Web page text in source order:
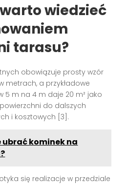
wiedzieć
tarasu?
obowiązuje prosty wzór
metrach, a przykładowe
5 m na 4 m daje 20 m² jako
do dalszych
i kosztowych [3].
kominek na
się realizacje w przedziale